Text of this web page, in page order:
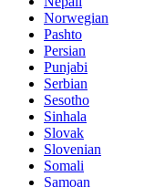
Norwegian
Pashto
Persian
Punjabi
Serbian
Sesotho
Sinhala
Slovak
Slovenian
Somali
Samoan